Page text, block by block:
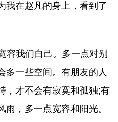
我在赵凡的身上，看到了
容我们自己。多一点对别
多一些空间。有朋友的人
，才不会有寂寞和孤独;有
雨，多一点宽容和阳光。